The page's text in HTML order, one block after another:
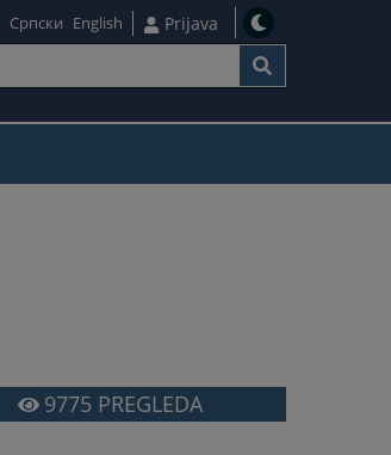
Српски English Prijava
9775 PREGLEDA